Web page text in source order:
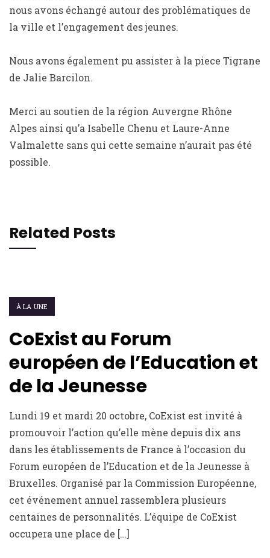
nous avons échangé autour des problématiques de
la ville et l’engagement des jeunes.
Nous avons également pu assister à la piece Tigrane
de Jalie Barcilon.
Merci au soutien de la région Auvergne Rhône
Alpes ainsi qu’a Isabelle Chenu et Laure-Anne
Valmalette sans qui cette semaine n’aurait pas été
possible.
Related Posts
À LA UNE
CoExist au Forum
européen de l’Education et
de la Jeunesse
Lundi 19 et mardi 20 octobre, CoExist est invité à
promouvoir l’action qu’elle mène depuis dix ans
dans les établissements de France à l’occasion du
Forum européen de l’Education et de la Jeunesse à
Bruxelles. Organisé par la Commission Européenne,
cet événement annuel rassemblera plusieurs
centaines de personnalités. L’équipe de CoExist
occupera une place de […]